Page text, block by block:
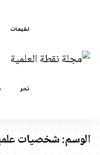
عمق
من قطر
شخصيات علمية